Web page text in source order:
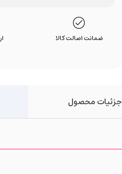
ضمانت اصالت کالا
جزئیات محصول